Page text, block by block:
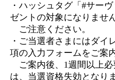
・ハッシュタグ「#サー
ゼントの対象になりませ
ご注意ください。
・ご当選者さまにはダイ
項の入力フォームをご案
ご案内後、1週間以上必
は、当選資格失効となり